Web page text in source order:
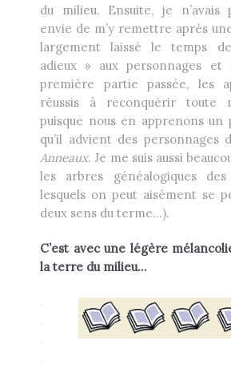
du milieu. Ensuite, je n’avais
envie de m’y remettre après
largement laissé le temps
adieux » aux personnages et
première partie passée, les
réussis à reconquérir toute
puisque nous en apprenons un
qu’il advient des personnages
Anneaux. Je me suis aussi
les arbres généalogiques
lesquels on peut aisément se
deux sens du terme…).
C’est avec une légère
la terre du milieu…
.
.
.
.